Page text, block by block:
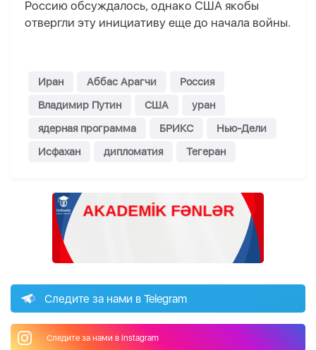
Россию обсуждалось, однако США якобы
отвергли эту инициативу еще до начала войны.
Иран Аббас Арагчи
Россия
Владимир Путин
США
уран
ядерная программа
БРИКС
Нью-Дели
Исфахан
дипломатия Тегеран
Следите за нами в Telegram
Следите за нами в Instagram